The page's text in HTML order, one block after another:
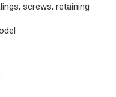
screws, retaining